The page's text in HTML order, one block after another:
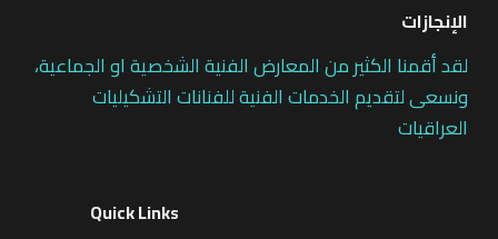
الإنجازات
لقد أقمنا الكثير من المعارض الفنية الشخصية او الجماعية،
ونسعى لتقديم الخدمات الفنية للفنانات التشكيليات
العراقيات
Quick Links